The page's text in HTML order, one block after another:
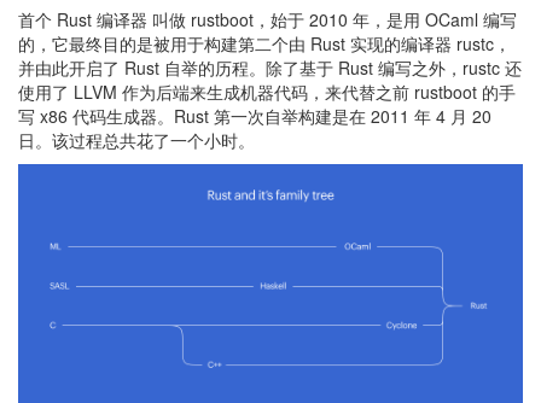
首个 Rust 编译器 叫做 rustboot，始于 2010 年，是用 OCaml 编写
的，它最终目的是被用于构建第二个由 Rust 实现的编译器 rustc，
并由此开启了 Rust 自举的历程。除了基于 Rust 编写之外，rustc 还
使用了 LLVM 作为后端来生成机器代码，来代替之前 rustboot 的手
写 x86 代码生成器。Rust 第一次自举构建是在 2011 年 4 月 20
日。该过程总共花了一个小时。